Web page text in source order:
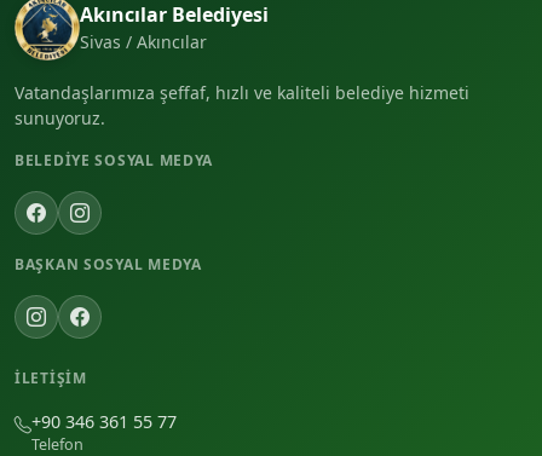
Akıncılar Belediyesi
Sivas / Akıncılar
Vatandaşlarımıza şeffaf, hızlı ve kaliteli belediye hizmeti
sunuyoruz.
BELEDIYE SOSYAL MEDYA
BAŞKAN SOSYAL MEDYA
İLETIŞIM
+90 346 361 55 77
Telefon